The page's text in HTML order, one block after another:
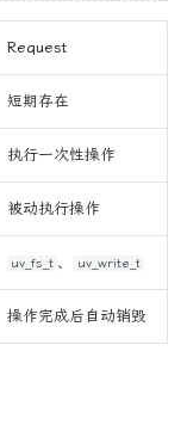
Request
短期存在
执行一次性操作
被动执行操作
uv_fs_t 、 uv_write_t
操作完成后自动销毁